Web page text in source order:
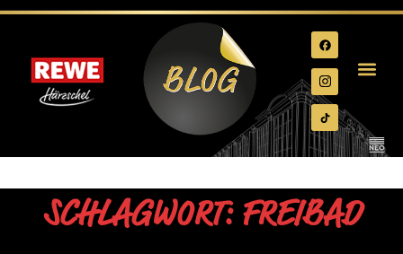
SCHLAGWORT: FREIBAD